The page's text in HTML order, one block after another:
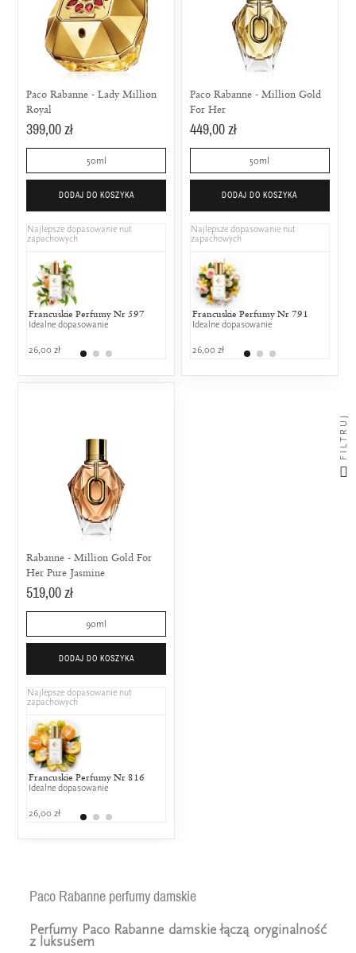
Paco Rabanne - Lady Million
Royal
399,00 zł
50ml
DODAJ DO KOSZYKA
Najlepsze dopasowanie nut
zapachowych
Francuskie Perfumy Nr 597
Idealne dopasowanie
26,00 zł
Armani - Si Intense
25% wspólnych nut zapachowych
459,00 zł
DKNY - Be
Paco Rabanne - Million Gold
For Her
449,00 zł
50ml
DODAJ DO KOSZYKA
Najlepsze dopasowanie nut
zapachowych
Francuskie Perfumy Nr 791
Idealne dopasowanie
26,00 zł
Rabanne - Million Gold For
Her Pure Jasmine
519,00 zł
90ml
DODAJ DO KOSZYKA
Najlepsze dopasowanie nut
zapachowych
Francuskie Perfumy Nr 816
Idealne dopasowanie
26,00 zł
Paco Rabanne perfumy damskie
Perfumy Paco Rabanne damskie łączą oryginalność
z luksusem
FILTRUJ